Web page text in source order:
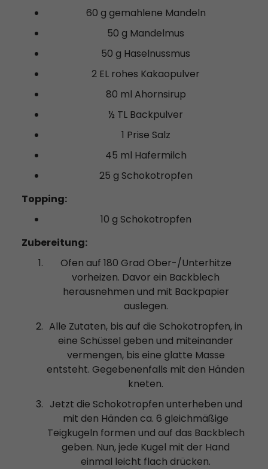
60 g gemahlene Mandeln
50 g Mandelmus
50 g Haselnussmus
2 EL rohes Kakaopulver
80 ml Ahornsirup
½ TL Backpulver
1 Prise Salz
45 ml Hafermilch
25 g Schokotropfen
Topping:
10 g Schokotropfen
Zubereitung:
Ofen auf 180 Grad Ober-/Unterhitze
vorheizen. Davor ein Backblech
herausnehmen und mit Backpapier
auslegen.
Alle Zutaten, bis auf die Schokotropfen, in
eine Schüssel geben und miteinander
vermengen, bis eine glatte Masse
entsteht. Gegebenenfalls mit den Händen
kneten.
Jetzt die Schokotropfen unterheben und
mit den Händen ca. 6 gleichmäßige
Teigkugeln formen und auf das Backblech
geben. Nun, jede Kugel mit der Hand
einmal leicht flach drücken.